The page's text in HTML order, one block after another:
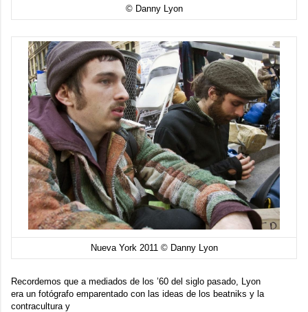
© Danny Lyon
Nueva York 2011 © Danny Lyon
Recordemos que a mediados de los ’60 del siglo pasado, Lyon
era un fotógrafo emparentado con las ideas de los beatniks y la
contracultura y